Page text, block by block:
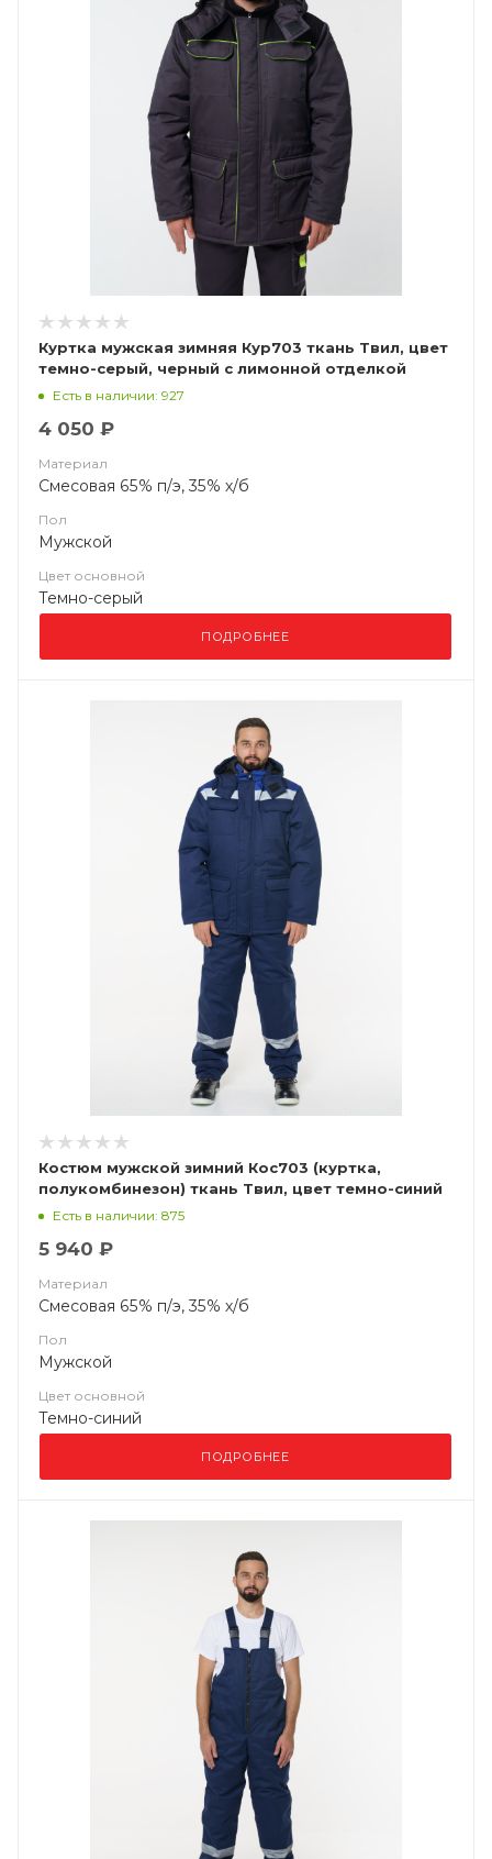
Куртка мужская зимняя Кур703 ткань Твил, цвет
темно-серый, черный с лимонной отделкой
Есть в наличии: 927
4 050 ₽
Материал
Смесовая 65% п/э, 35% х/б
Пол
Мужской
Цвет основной
Темно-серый
ПОДРОБНЕЕ
Костюм мужской зимний Кос703 (куртка,
полукомбинезон) ткань Твил, цвет темно-синий
с васильковым (ЧЗ)
Есть в наличии: 875
5 940 ₽
Материал
Смесовая 65% п/э, 35% х/б
Пол
Мужской
Цвет основной
Темно-синий
ПОДРОБНЕЕ